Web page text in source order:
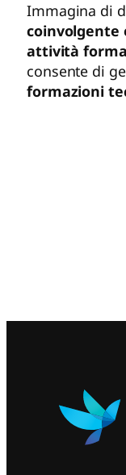
Immagina di
coinvolgente
attività
consente di
formazioni